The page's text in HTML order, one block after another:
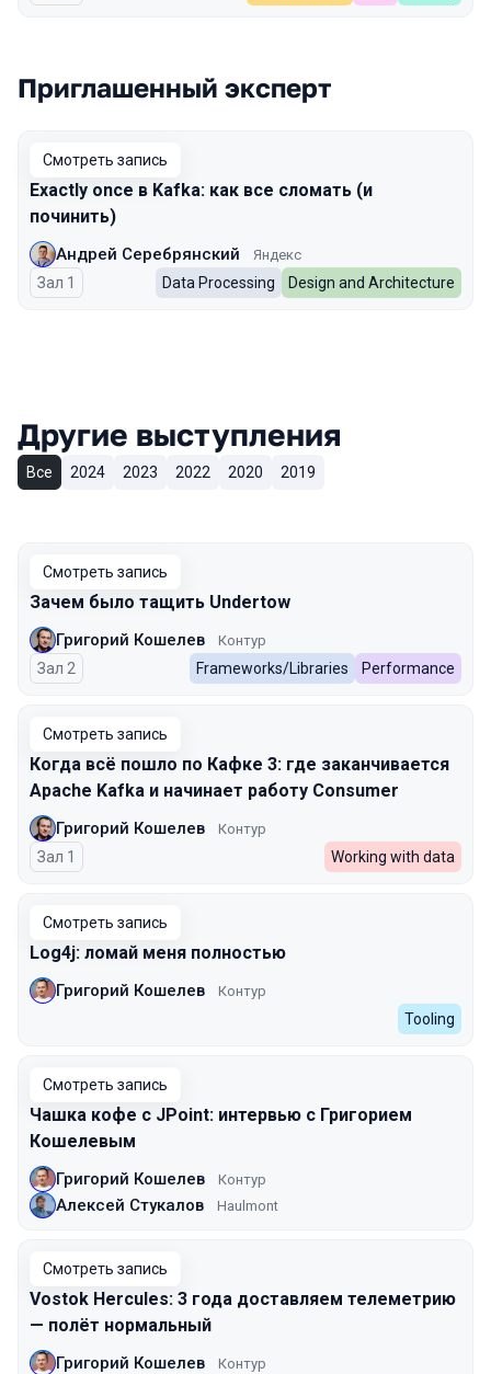
Приглашенный эксперт
Смотреть запись
Exactly once в Kafka: как все сломать (и
починить)
Андрей Серебрянский Яндекс
Зал 1 Data Processing Design and Architecture
Другие выступления
Все 2024 2023 2022 2020 2019
Смотреть запись
Зачем было тащить Undertow
Григорий Кошелев Контур
Зал 2 Frameworks/Libraries Performance
Смотреть запись
Когда всё пошло по Кафке 3: где заканчивается
Apache Kafka и начинает работу Consumer
Григорий Кошелев Контур
Зал 1 Working with data
Смотреть запись
Log4j: ломай меня полностью
Григорий Кошелев Контур
Tooling
Смотреть запись
Чашка кофе с JPoint: интервью с Григорием
Кошелевым
Григорий Кошелев Контур
Алексей Стукалов Haulmont
Смотреть запись
Vostok Hercules: 3 года доставляем телеметрию
— полёт нормальный
Григорий Кошелев Контур